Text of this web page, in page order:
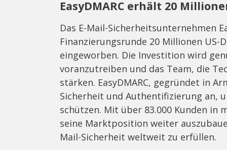
EasyDMARC erhält 20
Das E-Mail-Sicherheitsunternehmen
Finanzierungsrunde 20 Millionen
eingeworben. Die Investition wird
voranzutreiben und das Team, die
stärken. EasyDMARC, gegründet in
Sicherheit und Authentifizierung an,
schützen. Mit über 83.000 Kunden in
seine Marktposition weiter
Mail-Sicherheit weltweit zu erfüllen.